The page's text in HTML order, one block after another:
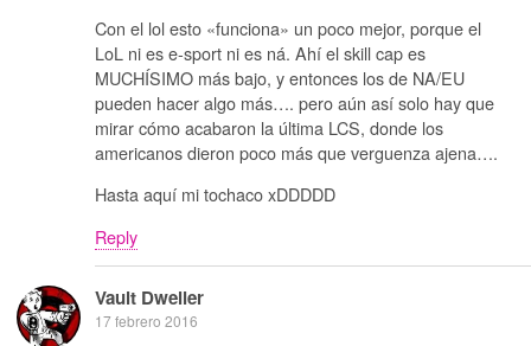
Con el lol esto «funciona» un poco mejor, porque el
LoL ni es e-sport ni es ná. Ahí el skill cap es
MUCHÍSIMO más bajo, y entonces los de NA/EU
pueden hacer algo más…. pero aún así solo hay que
mirar cómo acabaron la última LCS, donde los
americanos dieron poco más que verguenza ajena….
Hasta aquí mi tochaco xDDDDD
Reply
Vault Dweller
17 febrero 2016